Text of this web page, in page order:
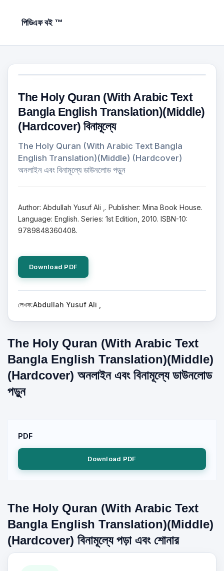
পিডিএফ বই ™
The Holy Quran (With Arabic Text
Bangla English Translation)(Middle)
(Hardcover) বিনামূল্যে
The Holy Quran (With Arabic Text Bangla
English Translation)(Middle) (Hardcover)
অনলাইন এবং বিনামূল্যে ডাউনলোড পড়ুন
Author: Abdullah Yusuf Ali ,. Publisher: Mina Book House.
Language: English. Series: 1st Edition, 2010. ISBN-10:
9789848360408.
Download PDF
লেখক:Abdullah Yusuf Ali ,
The Holy Quran (With Arabic Text
Bangla English Translation)(Middle)
(Hardcover) অনলাইন এবং বিনামূল্যে ডাউনলোড
পড়ুন
PDF
Download PDF
The Holy Quran (With Arabic Text
Bangla English Translation)(Middle)
(Hardcover) বিনামূল্যে পড়া এবং শোনার